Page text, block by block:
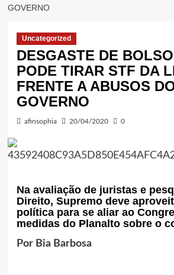
GOVERNO
Uncategorized
DESGASTE DE
PODE TIRAR STF DA
FRENTE A ABUSOS
GOVERNO
afinsophia 20/04/2020 0
Na avaliação de juristas e
Direito, Supremo deve
política para se aliar ao
medidas do Planalto sobre o
Por Bia Barbosa